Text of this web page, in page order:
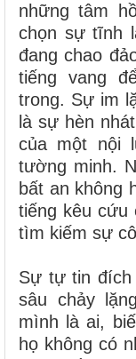
những tâm
chọn sự tĩnh
đang chao
tiếng vang
trong. Sự im
là sự hèn
của một nội
tường minh.
bất an không
tiếng kêu cứu
tìm kiếm sự
Sự tự tin đích
sâu chảy
mình là ai,
họ không có